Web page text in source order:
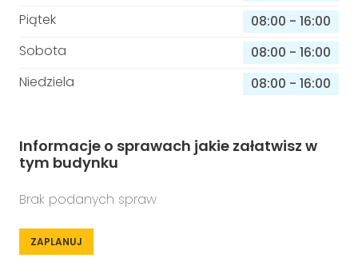
Piątek
08:00 - 16:00
Sobota
08:00 - 16:00
Niedziela
08:00 - 16:00
Informacje o sprawach jakie załatwisz w
tym budynku
Brak podanych spraw
ZAPLANUJ